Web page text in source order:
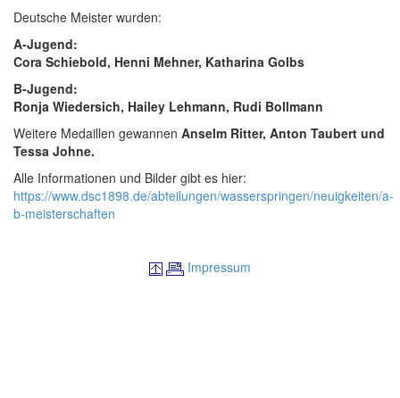
Deutsche Meister wurden:
A-Jugend:
Cora Schiebold, Henni Mehner, Katharina Golbs
B-Jugend:
Ronja Wiedersich, Hailey Lehmann, Rudi Bollmann
Weitere Medaillen gewannen Anselm Ritter, Anton Taubert und
Tessa Johne.
Alle Informationen und Bilder gibt es hier:
https://www.dsc1898.de/abteilungen/wasserspringen/neuigkeiten/a-
b-meisterschaften
Impressum